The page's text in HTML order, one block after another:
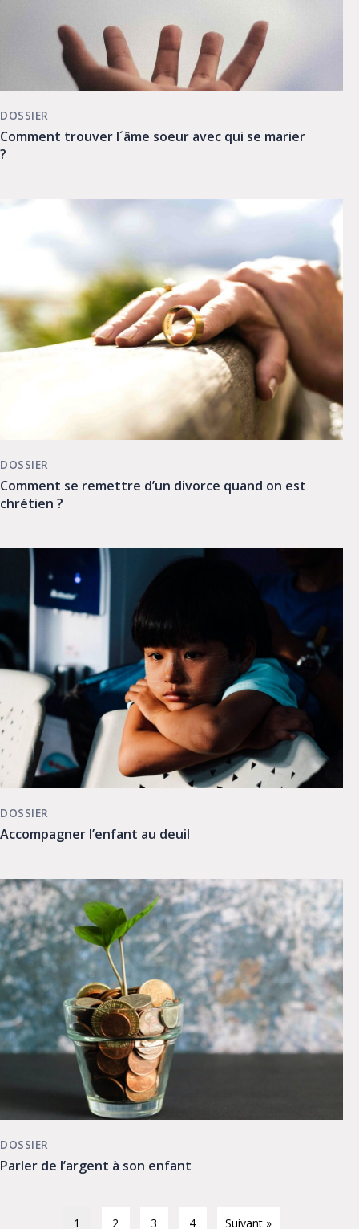
Comment trouver l´âme soeur avec qui se marier
?
DOSSIER
Comment se remettre d’un divorce quand on est
chrétien ?
DOSSIER
Accompagner l’enfant au deuil
DOSSIER
Parler de l’argent à son enfant
DOSSIER
1 2 3 4 Suivant »